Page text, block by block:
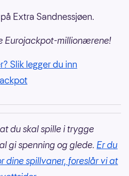
Extra Sandnessjøen.
Eurojackpot-millionærene!
Slik legger du inn
du skal spille i trygge
gi spenning og glede. Er du
dine spillvaner, foreslår vi at